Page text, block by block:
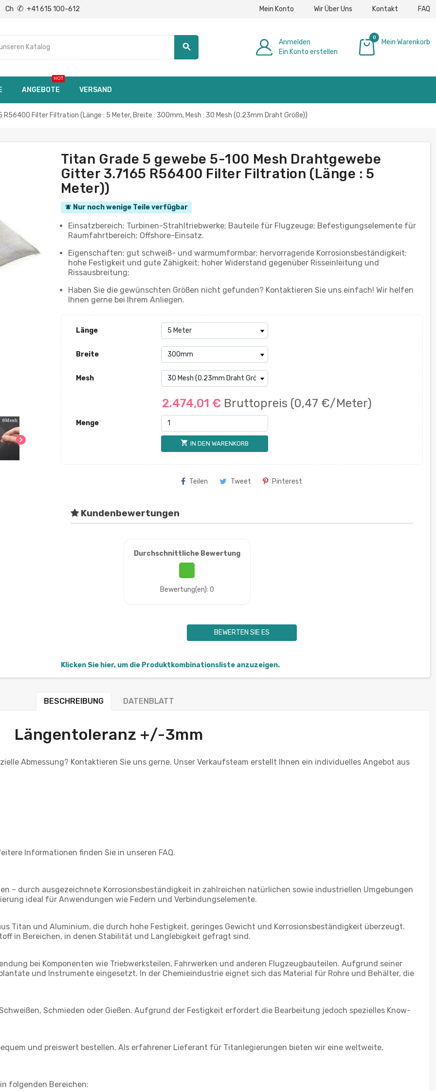
Ch ✆ +41 615 100-612 Mein Konto Wir Über Uns Kontakt FAQ
search
Anmelden
Ein Konto erstellen
0
Mein Warenkorb
ANGEBOTE
HOT
VERSAND
Filter Filtration (Länge : 5 Meter, Breite : 300mm, Mesh : 30 Mesh (0.23mm Draht Größe))
chevron_right
Titan Grade 5 gewebe 5-100 Mesh Drahtgewebe
Gitter 3.7165 R56400 Filter Filtration (Länge : 5
Meter))
notifications_active Nur noch wenige Teile verfügbar
Einsatzbereich: Turbinen-Strahltriebwerke; Bauteile für Flugzeuge; Befestigungselemente für
Raumfahrtbereich; Offshore-Einsatz.
Eigenschaften: gut schweiß- und warmumformbar; hervorragende Korrosionsbeständigkeit;
hohe Festigkeit und gute Zähigkeit; hoher Widerstand gegenüber Risseinleitung und
Rissausbreitung;
Haben Sie die gewünschten Größen nicht gefunden? Kontaktieren Sie uns einfach! Wir helfen
Ihnen gerne bei Ihrem Anliegen.
Länge
Breite
Mesh
2.474,01 € Bruttopreis (0,47 €/Meter)
Menge
shopping_cart IN DEN WARENKORB
Teilen Tweet Pinterest
Kundenbewertungen
Durchschnittliche Bewertung
Bewertung(en): 0
BEWERTEN SIE ES
Klicken Sie hier, um die Produktkombinationsliste anzuzeigen.
BESCHREIBUNG DATENBLATT
Längentoleranz +/-3mm
Abmessung? Kontaktieren Sie uns gerne. Unser Verkaufsteam erstellt Ihnen ein individuelles Angebot aus
Informationen finden Sie in unseren FAQ.
– durch ausgezeichnete Korrosionsbeständigkeit in zahlreichen natürlichen sowie industriellen Umgebungen
ideal für Anwendungen wie Federn und Verbindungselemente.
Titan und Aluminium, die durch hohe Festigkeit, geringes Gewicht und Korrosionsbeständigkeit überzeugt.
in Bereichen, in denen Stabilität und Langlebigkeit gefragt sind.
bei Komponenten wie Triebwerksteilen, Fahrwerken und anderen Flugzeugbauteilen. Aufgrund seiner
und Instrumente eingesetzt. In der Chemieindustrie eignet sich das Material für Rohre und Behälter, die
Schmieden oder Gießen. Aufgrund der Festigkeit erfordert die Bearbeitung jedoch spezielles Know-
und preiswert bestellen. Als erfahrener Lieferant für Titanlegierungen bieten wir eine weltweite,
folgenden Bereichen: